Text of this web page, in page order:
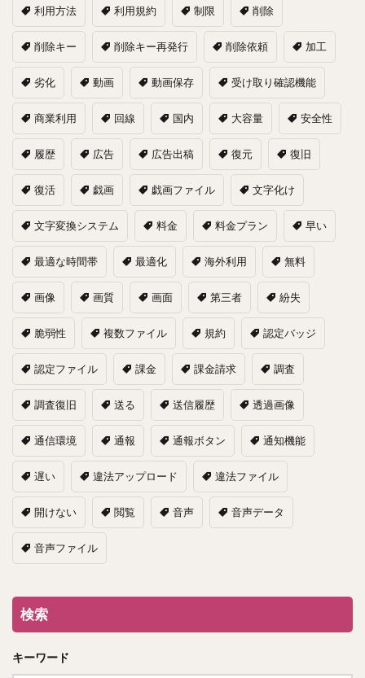
利用方法 利用規約 制限 削除
削除キー 削除キー再発行 削除依頼 加工
劣化 動画 動画保存 受け取り確認機能
商業利用 回線 国内 大容量 安全性
履歴 広告 広告出稿 復元 復旧
復活 戯画 戯画ファイル 文字化け
文字変換システム 料金 料金プラン 早い
最適な時間帯 最適化 海外利用 無料
画像 画質 画面 第三者 紛失
脆弱性 複数ファイル 規約 認定バッジ
認定ファイル 課金 課金請求 調査
調査復旧 送る 送信履歴 透過画像
通信環境 通報 通報ボタン 通知機能
遅い 違法アップロード 違法ファイル
開けない 閲覧 音声 音声データ
音声ファイル
検索
キーワード